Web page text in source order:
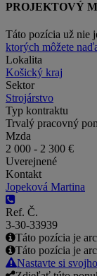
PROJEKTOVÝ
Táto pozícia už nie
ktorých môžete
Lokalita
Košický kraj
Sektor
Strojárstvo
Typ kontraktu
Trvalý pracovný
Mzda
2 000 - 2 300 €
Uverejnené
Kontakt
Jopeková Martina
Ref. Č.
3-30-33939
Táto pozícia je
Táto pozícia je
Nastavte si